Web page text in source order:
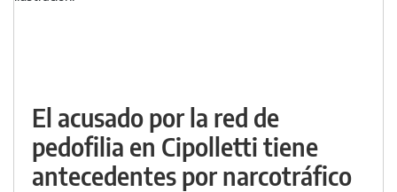
El acusado por la red de
pedofilia en Cipolletti tiene
antecedentes por narcotráfico